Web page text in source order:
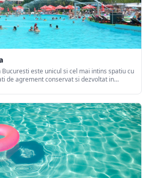
este unicul si cel mai intins spatiu cu
de agrement conservat si dezvoltat in